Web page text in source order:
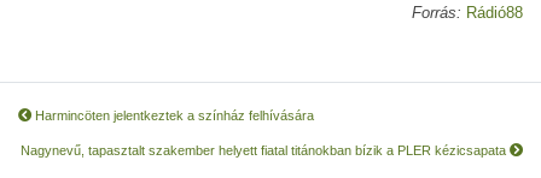
Forrás: Rádió88
Harmincöten jelentkeztek a színház felhívására
Nagynevű, tapasztalt szakember helyett fiatal titánokban bízik a PLER kézicsapata